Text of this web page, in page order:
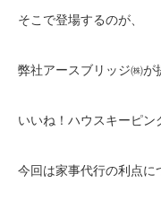
そこで登場するのが、
弊社アースブリッジ㈱が
いいね！ハウスキーピン
今回は家事代行の利点に